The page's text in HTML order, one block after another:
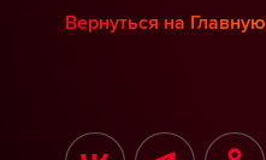
Вернуться на Главную